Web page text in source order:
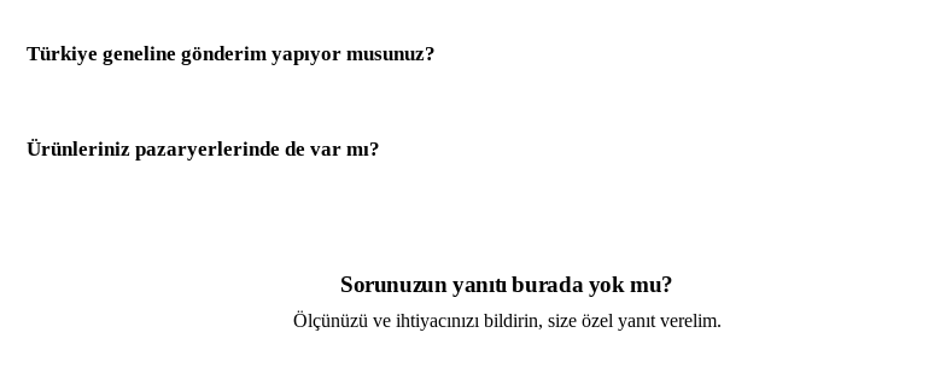
Türkiye geneline gönderim yapıyor musunuz?
Ürünleriniz pazaryerlerinde de var mı?
Sorunuzun yanıtı burada yok mu?
Ölçünüzü ve ihtiyacınızı bildirin, size özel yanıt verelim.